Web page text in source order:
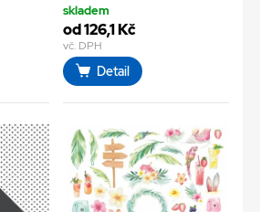
skladem
od 126,1 Kč
vč. DPH
Detail